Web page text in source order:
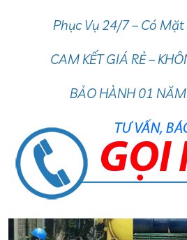
Phục Vụ 24/7 – Có
CAM KẾT GIÁ RẺ –
BẢO HÀNH 01